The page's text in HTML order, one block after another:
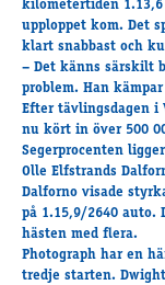
Travkonferens
Exponering & värdskap
Aktiviteter
Tävling
Tävlingsserier
Träning och provlopp
Aktiva
Månadens hästägare
kilometertiden
upploppet kom. Det
klart snabbast och
– Det känns särskilt
problem. Han
Efter tävlingsdagen i
nu kört in över 500
Segerprocenten
Olle Elfstrands
Dalforno visade
på 1.15,9/2640 auto.
hästen med flera.
Photograph har en
tredje starten.